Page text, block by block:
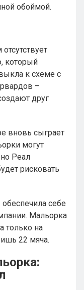
обоймой.
который
к схеме с
–
друг
вновь сыграет
могут
Реал
рисковать
себе
Мальорка
только на
22 мяча.